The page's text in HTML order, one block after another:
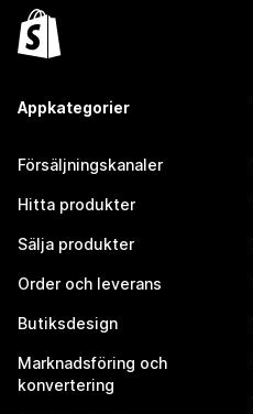
Appkategorier
Försäljningskanaler
Hitta produkter
Sälja produkter
Order och leverans
Butiksdesign
Marknadsföring och
konvertering